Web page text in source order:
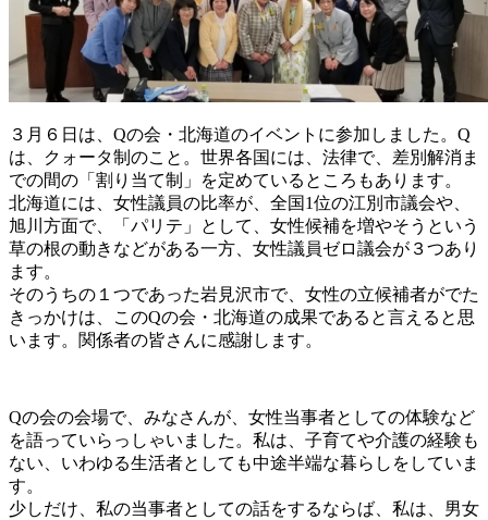
３月６日は、Qの会・北海道のイベントに参加しました。Q
は、クォータ制のこと。世界各国には、法律で、差別解消ま
での間の「割り当て制」を定めているところもあります。
北海道には、女性議員の比率が、全国1位の江別市議会や、
旭川方面で、「パリテ」として、女性候補を増やそうという
草の根の動きなどがある一方、女性議員ゼロ議会が３つあり
ます。
そのうちの１つであった岩見沢市で、女性の立候補者がでた
きっかけは、このQの会・北海道の成果であると言えると思
います。関係者の皆さんに感謝します。
Qの会の会場で、みなさんが、女性当事者としての体験など
を語っていらっしゃいました。私は、子育てや介護の経験も
ない、いわゆる生活者としても中途半端な暮らしをしていま
す。
少しだけ、私の当事者としての話をするならば、私は、男女